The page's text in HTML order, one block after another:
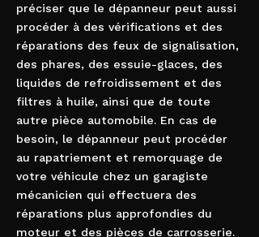
préciser que le dépanneur peut aussi
procéder à des vérifications et des
réparations des feux de signalisation,
des phares, des essuie-glaces, des
liquides de refroidissement et des
filtres à huile, ainsi que de toute
autre pièce automobile. En cas de
besoin, le dépanneur peut procéder
au rapatriement et remorquage de
votre véhicule chez un garagiste
mécanicien qui effectuera des
réparations plus approfondies du
moteur et des pièces de carrosserie.